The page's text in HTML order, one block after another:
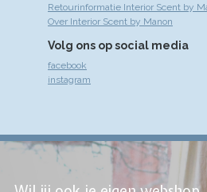
Retourinformatie Interior Scent by
Over Interior Scent by Manon
Volg ons op social media
facebook
instagram